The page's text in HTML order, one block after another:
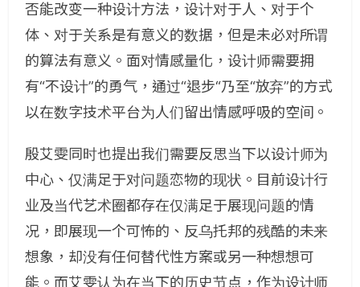
否能改变一种设计方法，设计对于人、对于个
体、对于关系是有意义的数据，但是未必对所谓
的算法有意义。面对情感量化，设计师需要拥
有“不设计”的勇气，通过“退步“乃至“放弃”的方式
以在数字技术平台为人们留出情感呼吸的空间。
殷艾雯同时也提出我们需要反思当下以设计师为
中心、仅满足于对问题恋物的现状。目前设计行
业及当代艺术圈都存在仅满足于展现问题的情
况，即展现一个可怖的、反乌托邦的残酷的未来
想象，却没有任何替代性方案或另一种想想可
能。而艾雯认为在当下的历史节点，作为设计师